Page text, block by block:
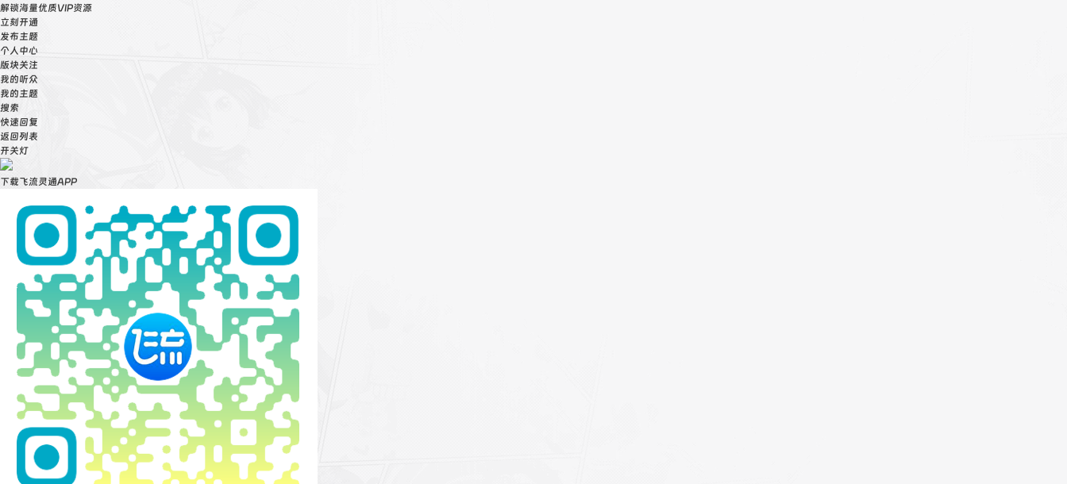
解锁海量优质VIP资源
立刻开通
发布主题
个人中心
版块关注
我的听众
我的主题
搜索
快速回复
返回列表
开关灯
下载飞流灵通APP